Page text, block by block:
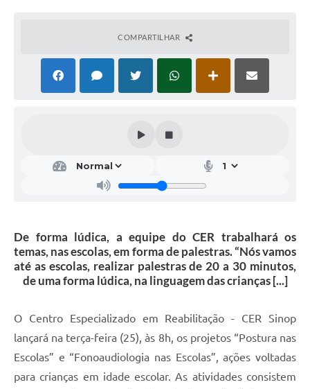
COMPARTILHAR
De forma lúdica, a equipe do CER trabalhará os
temas, nas escolas, em forma de palestras. “Nós vamos
até as escolas, realizar palestras de 20 a 30 minutos,
de uma forma lúdica, na linguagem das crianças [...]
O Centro Especializado em Reabilitação - CER Sinop
lançará na terça-feira (25), às 8h, os projetos “Postura nas
Escolas” e “Fonoaudiologia nas Escolas”, ações voltadas
para crianças em idade escolar. As atividades consistem